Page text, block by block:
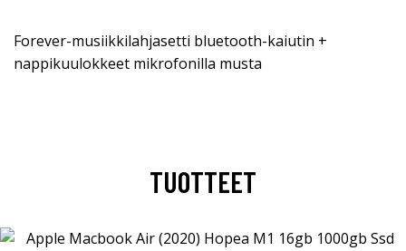
Forever-musiikkilahjasetti bluetooth-kaiutin +
nappikuulokkeet mikrofonilla musta
TUOTTEET